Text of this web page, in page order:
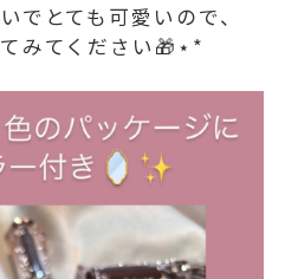
でとても可愛いので、
みてください🎁⋆*